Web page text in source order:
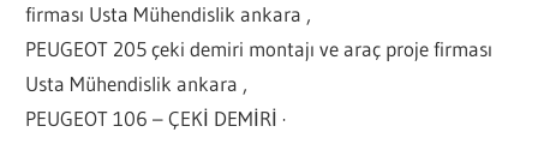
firması Usta Mühendislik ankara ,
PEUGEOT 205 çeki demiri montajı ve araç proje firması
Usta Mühendislik ankara ,
PEUGEOT 106 – ÇEKİ DEMİRİ ·